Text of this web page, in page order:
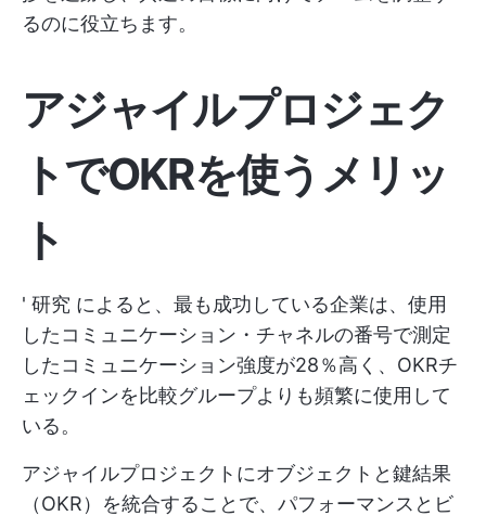
るのに役立ちます。
アジャイルプロジェク
トでOKRを使うメリッ
ト
' 研究 によると、最も成功している企業は、使用
したコミュニケーション・チャネルの番号で測定
したコミュニケーション強度が28％高く、OKRチ
ェックインを比較グループよりも頻繁に使用して
いる。
アジャイルプロジェクトにオブジェクトと鍵結果
（OKR）を統合することで、パフォーマンスとビ